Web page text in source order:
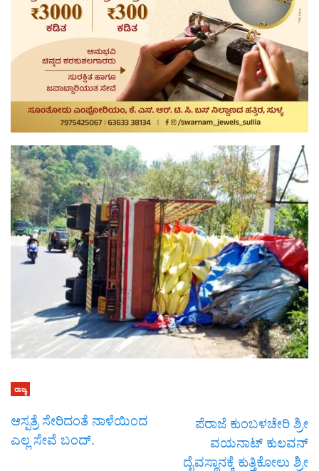
ರಾಜ್ಯ
ಆಸ್ಪತ್ರೆ ಸೇರಿದಂತೆ ನಾಳೆಯಿಂದ
ಎಲ್ಲ ಸೇವೆ ಬಂದ್‌.
ಪೆರಾಜೆ ಕುಂಬಳಚೇರಿ ಶ್ರೀ
ವಯನಾಟ್ ಕುಲವನ್
ದೈವಸ್ಥಾನಕ್ಕೆ ಕುತ್ತಿಕೋಲು ಶ್ರೀ